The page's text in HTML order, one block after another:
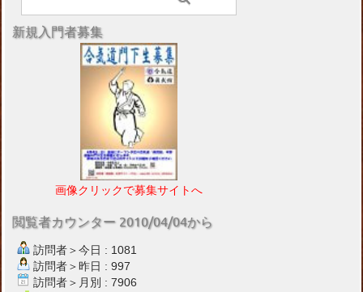
新規入門者募集
画像クリックで募集サイトへ
閲覧者カウンター 2010/04/04から
訪問者＞今日 : 1081
訪問者＞昨日 : 997
訪問者＞月別 : 7906